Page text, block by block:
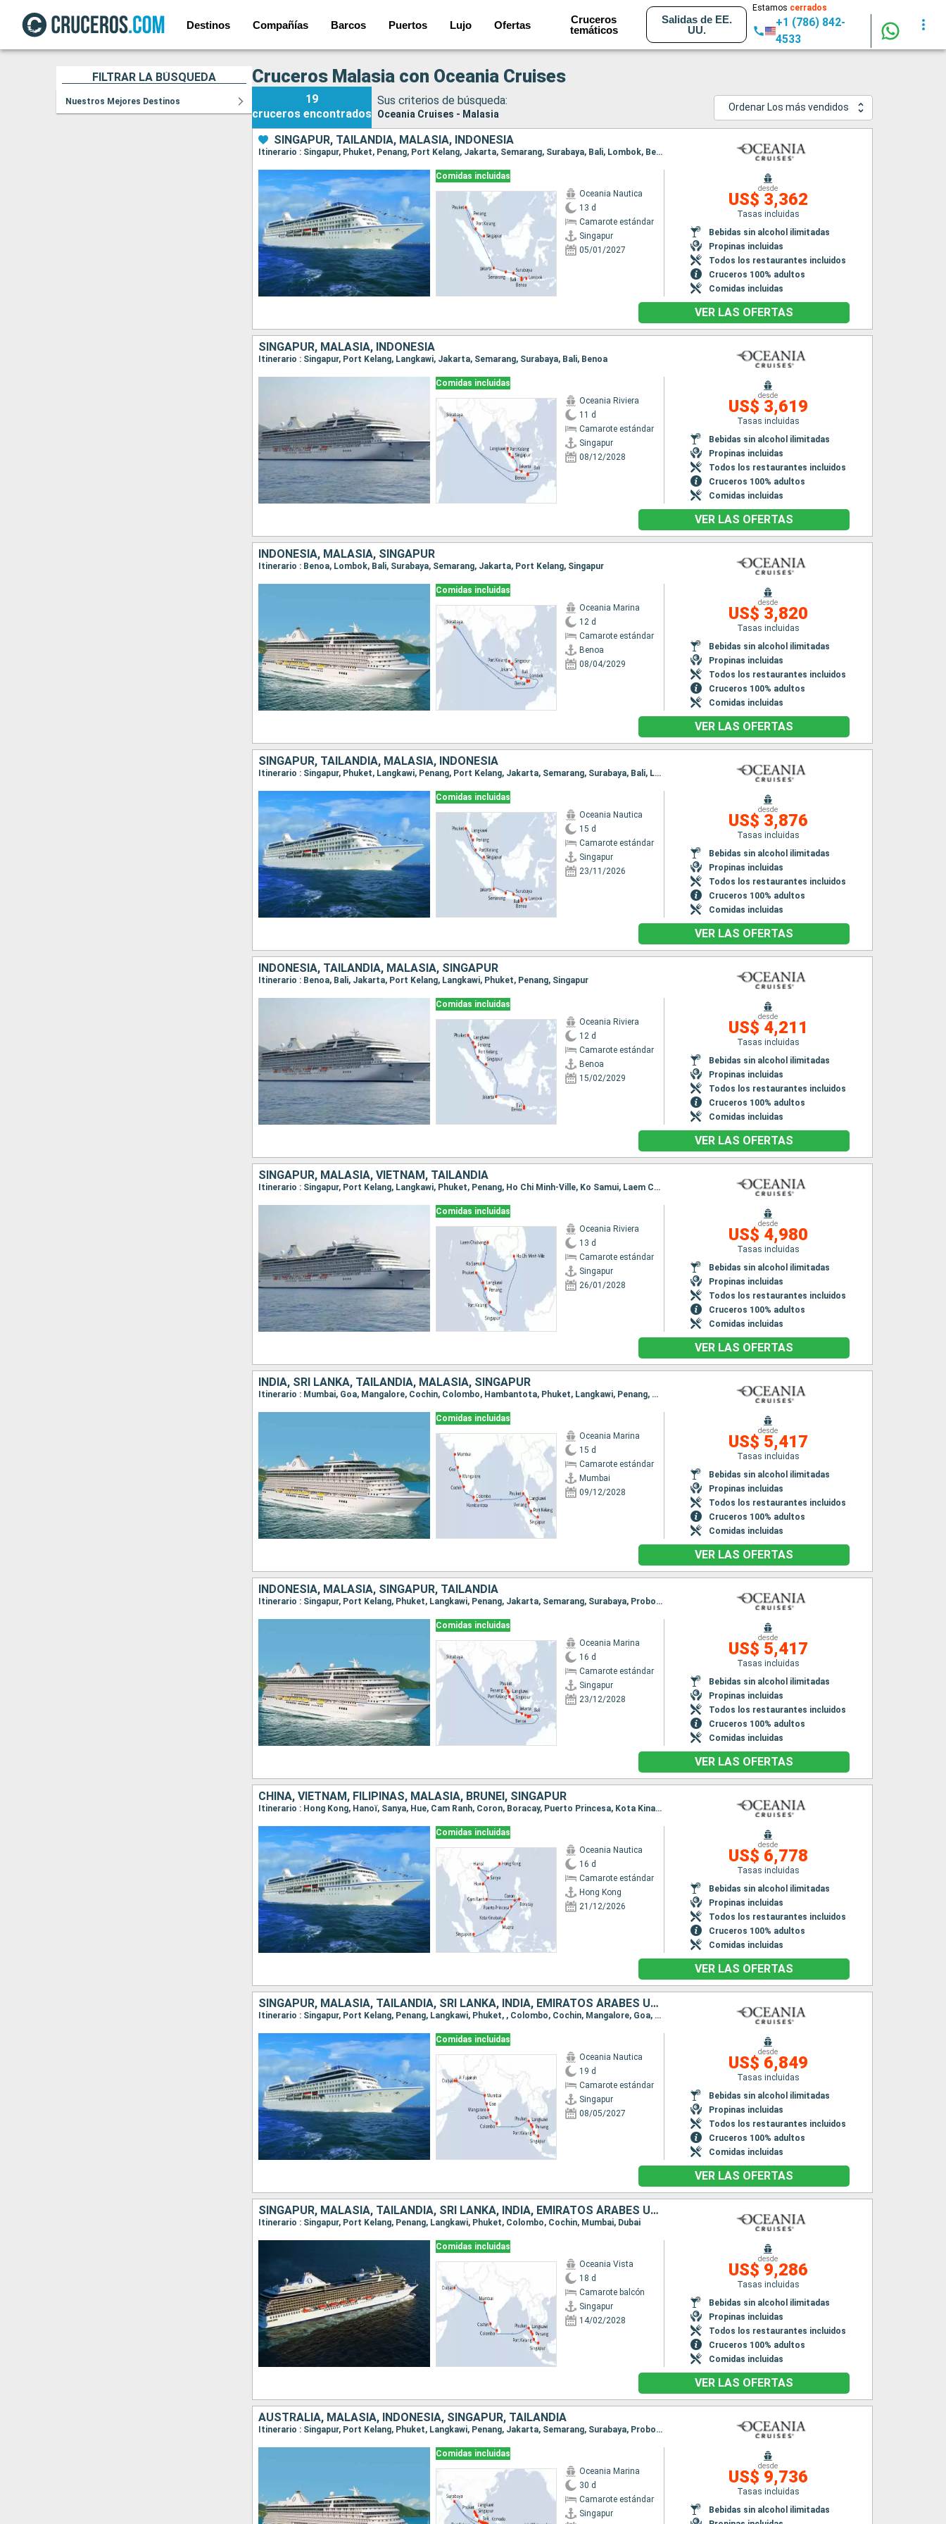
Destinos Compañías Barcos Puertos Lujo Ofertas
Cruceros
temáticos
Salidas de EE.
UU.
Estamos cerrados
+1 (786) 842-
4533
FILTRAR LA BÚSQUEDA
Nuestros Mejores Destinos
Cruceros Malasia con Oceania Cruises
19
cruceros encontrados
Sus criterios de búsqueda:
Oceania Cruises - Malasia
Ordenar Los más vendidos
SINGAPUR, TAILANDIA, MALASIA, INDONESIA
Itinerario : Singapur, Phuket, Penang, Port Kelang, Jakarta, Semarang, Surabaya, Bali, Lombok, Benoa
Comidas incluidas
Oceania Nautica
13 d
Camarote estándar
Singapur
05/01/2027
desde
US$ 3,362
Tasas incluidas
Bebidas sin alcohol ilimitadas
Propinas incluidas
Todos los restaurantes incluidos
Cruceros 100% adultos
Comidas incluidas
VER LAS OFERTAS
SINGAPUR, MALASIA, INDONESIA
Itinerario : Singapur, Port Kelang, Langkawi, Jakarta, Semarang, Surabaya, Bali, Benoa
Comidas incluidas
Oceania Riviera
11 d
Camarote estándar
Singapur
08/12/2028
desde
US$ 3,619
Tasas incluidas
Bebidas sin alcohol ilimitadas
Propinas incluidas
Todos los restaurantes incluidos
Cruceros 100% adultos
Comidas incluidas
VER LAS OFERTAS
INDONESIA, MALASIA, SINGAPUR
Itinerario : Benoa, Lombok, Bali, Surabaya, Semarang, Jakarta, Port Kelang, Singapur
Comidas incluidas
Oceania Marina
12 d
Camarote estándar
Benoa
08/04/2029
desde
US$ 3,820
Tasas incluidas
Bebidas sin alcohol ilimitadas
Propinas incluidas
Todos los restaurantes incluidos
Cruceros 100% adultos
Comidas incluidas
VER LAS OFERTAS
SINGAPUR, TAILANDIA, MALASIA, INDONESIA
Itinerario : Singapur, Phuket, Langkawi, Penang, Port Kelang, Jakarta, Semarang, Surabaya, Bali, Lombok, Benoa
Comidas incluidas
Oceania Nautica
15 d
Camarote estándar
Singapur
23/11/2026
desde
US$ 3,876
Tasas incluidas
Bebidas sin alcohol ilimitadas
Propinas incluidas
Todos los restaurantes incluidos
Cruceros 100% adultos
Comidas incluidas
VER LAS OFERTAS
INDONESIA, TAILANDIA, MALASIA, SINGAPUR
Itinerario : Benoa, Bali, Jakarta, Port Kelang, Langkawi, Phuket, Penang, Singapur
Comidas incluidas
Oceania Riviera
12 d
Camarote estándar
Benoa
15/02/2029
desde
US$ 4,211
Tasas incluidas
Bebidas sin alcohol ilimitadas
Propinas incluidas
Todos los restaurantes incluidos
Cruceros 100% adultos
Comidas incluidas
VER LAS OFERTAS
SINGAPUR, MALASIA, VIETNAM, TAILANDIA
Itinerario : Singapur, Port Kelang, Langkawi, Phuket, Penang, Ho Chi Minh-Ville, Ko Samui, Laem Chabang
Comidas incluidas
Oceania Riviera
13 d
Camarote estándar
Singapur
26/01/2028
desde
US$ 4,980
Tasas incluidas
Bebidas sin alcohol ilimitadas
Propinas incluidas
Todos los restaurantes incluidos
Cruceros 100% adultos
Comidas incluidas
VER LAS OFERTAS
INDIA, SRI LANKA, TAILANDIA, MALASIA, SINGAPUR
Itinerario : Mumbai, Goa, Mangalore, Cochin, Colombo, Hambantota, Phuket, Langkawi, Penang, Port Kelang, Singapur
Comidas incluidas
Oceania Marina
15 d
Camarote estándar
Mumbai
09/12/2028
desde
US$ 5,417
Tasas incluidas
Bebidas sin alcohol ilimitadas
Propinas incluidas
Todos los restaurantes incluidos
Cruceros 100% adultos
Comidas incluidas
VER LAS OFERTAS
INDONESIA, MALASIA, SINGAPUR, TAILANDIA
Itinerario : Singapur, Port Kelang, Phuket, Langkawi, Penang, Jakarta, Semarang, Surabaya, Probolinggo, Bali, Lombok, Benoa
Comidas incluidas
Oceania Marina
16 d
Camarote estándar
Singapur
23/12/2028
desde
US$ 5,417
Tasas incluidas
Bebidas sin alcohol ilimitadas
Propinas incluidas
Todos los restaurantes incluidos
Cruceros 100% adultos
Comidas incluidas
VER LAS OFERTAS
CHINA, VIETNAM, FILIPINAS, MALASIA, BRUNEI, SINGAPUR
Itinerario : Hong Kong, Hanoï, Sanya, Hue, Cam Ranh, Coron, Boracay, Puerto Princesa, Kota Kinabalu, Muara, Singapur
Comidas incluidas
Oceania Nautica
16 d
Camarote estándar
Hong Kong
21/12/2026
desde
US$ 6,778
Tasas incluidas
Bebidas sin alcohol ilimitadas
Propinas incluidas
Todos los restaurantes incluidos
Cruceros 100% adultos
Comidas incluidas
VER LAS OFERTAS
SINGAPUR, MALASIA, TAILANDIA, SRI LANKA, INDIA, EMIRATOS ÁRABES UNIDOS
Itinerario : Singapur, Port Kelang, Penang, Langkawi, Phuket, , Colombo, Cochin, Mangalore, Goa, Mumbai, Al Fujairah, Dubai
Comidas incluidas
Oceania Nautica
19 d
Camarote estándar
Singapur
08/05/2027
desde
US$ 6,849
Tasas incluidas
Bebidas sin alcohol ilimitadas
Propinas incluidas
Todos los restaurantes incluidos
Cruceros 100% adultos
Comidas incluidas
VER LAS OFERTAS
SINGAPUR, MALASIA, TAILANDIA, SRI LANKA, INDIA, EMIRATOS ÁRABES UNIDOS
Itinerario : Singapur, Port Kelang, Penang, Langkawi, Phuket, Colombo, Cochin, Mumbai, Dubai
Comidas incluidas
Oceania Vista
18 d
Camarote balcón
Singapur
14/02/2028
desde
US$ 9,286
Tasas incluidas
Bebidas sin alcohol ilimitadas
Propinas incluidas
Todos los restaurantes incluidos
Cruceros 100% adultos
Comidas incluidas
VER LAS OFERTAS
AUSTRALIA, MALASIA, INDONESIA, SINGAPUR, TAILANDIA
Itinerario : Singapur, Port Kelang, Phuket, Langkawi, Penang, Jakarta, Semarang, Surabaya, Probolinggo, Bali, Lombok, Benoa, Komodo, Kupang, Darwin, Cairns, Isla Whitsunday, Brisbane, Sidney
Comidas incluidas
Oceania Marina
30 d
Camarote estándar
Singapur
desde
US$ 9,736
Tasas incluidas
Bebidas sin alcohol ilimitadas